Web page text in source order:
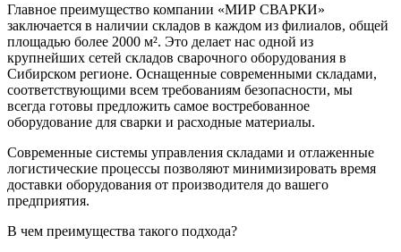
Главное преимущество компании «МИР СВАРКИ»
заключается в наличии складов в каждом из филиалов, общей
площадью более 2000 м². Это делает нас одной из
крупнейших сетей складов сварочного оборудования в
Сибирском регионе. Оснащенные современными складами,
соответствующими всем требованиям безопасности, мы
всегда готовы предложить самое востребованное
оборудование для сварки и расходные материалы.
Современные системы управления складами и отлаженные
логистические процессы позволяют минимизировать время
доставки оборудования от производителя до вашего
предприятия.
В чем преимущества такого подхода?